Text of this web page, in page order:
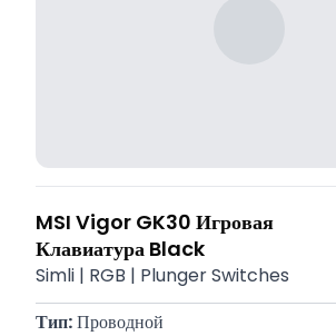
MSI Vigor GK30 Игровая
Клавиатура Black
Simli | RGB | Plunger Switches
Тип: Проводной